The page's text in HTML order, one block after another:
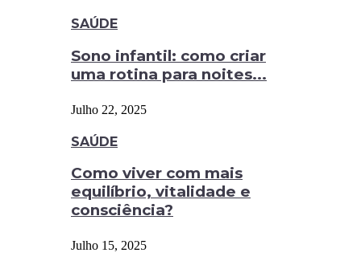
SAÚDE
Sono infantil: como criar
uma rotina para noites...
Julho 22, 2025
SAÚDE
Como viver com mais
equilíbrio, vitalidade e
consciência?
Julho 15, 2025